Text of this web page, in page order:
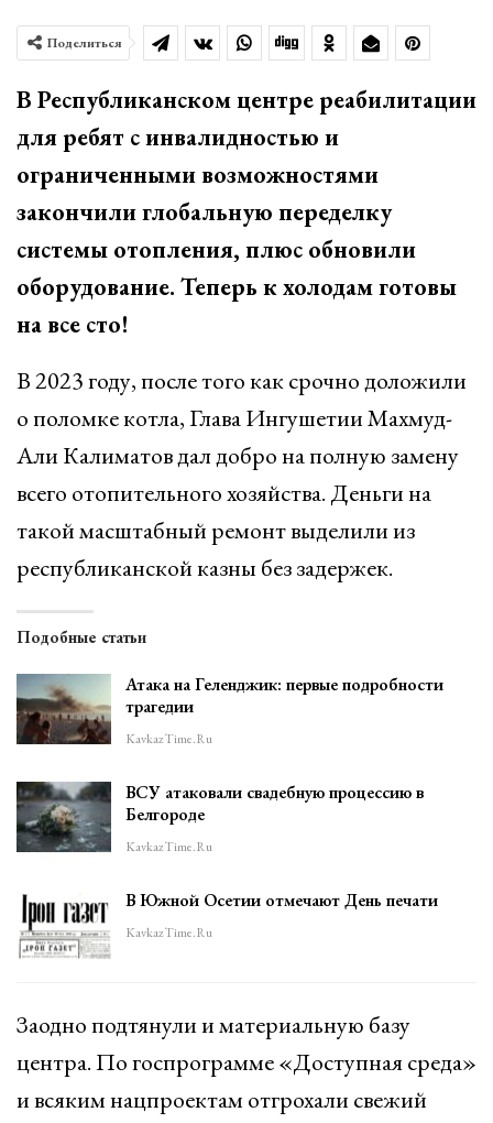
Поделиться
В Республиканском центре реабилитации
для ребят с инвалидностью и
ограниченными возможностями
закончили глобальную переделку
системы отопления, плюс обновили
оборудование. Теперь к холодам готовы
на все сто!
В 2023 году, после того как срочно доложили
о поломке котла, Глава Ингушетии Махмуд-
Али Калиматов дал добро на полную замену
всего отопительного хозяйства. Деньги на
такой масштабный ремонт выделили из
республиканской казны без задержек.
Подобные статьи
Атака на Геленджик: первые подробности
трагедии
KavkazTime.ru
ВСУ атаковали свадебную процессию в
Белгороде
KavkazTime.ru
В Южной Осетии отмечают День печати
KavkazTime.ru
Заодно подтянули и материальную базу
центра. По госпрограмме «Доступная среда»
и всяким нацпроектам отгрохали свежий